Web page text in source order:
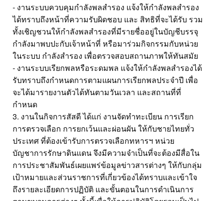
- งานระบบควบคุมกำลังพลสำรอง แจ้งให้กำลังพลสำรอง
ได้ทราบถึงหน้าที่ความรับผิดชอบ และ สิทธิที่จะได้รับ รวม
ทั้งเชิญชวนให้กำลังพลสำรองที่มีรายชื่ออยู่ในบัญชีบรรจุ
กำลังมาพบปะกับเจ้าหน้าที่ หรือมาร่วมกิจกรรมกับหน่วย
ในระบบ กำลังสำรอง เพื่อตรวจสอบสถานภาพให้ทันสมัย
- งานระบบเรียกพลหรือระดมพล แจ้งให้กำลังพลสำรองได้
รับทราบถึงกำหนดการตามแผนการเรียกพลประจำปี เพื่อ
จะได้มารายงานตัวได้ทันตามวันเวลา และสถานที่ที่
กำหนด
3. งานในกิจการสัสดี ได้แก่ งานจัดทำทะเบียน การเรียก
การตรวจเลือก การยกเว้นและผ่อนผัน ให้กับชายไทยทั่ว
ประเทศ ที่ต้องเข้ารับการตรวจเลือกทหารฯ หน่วย
บัญชาการรักษาดินแดน จึงมีความจำเป็นที่จะต้องมีสื่อใน
การประชาสัมพันธ์เผยแพร่ข้อมูลข่าวสารต่างๆ ให้กับกลุ่ม
เป้าหมายและส่วนราชการที่เกี่ยวข้องได้ทราบและเข้าใจ
ถึงรายละเอียดการปฏิบัติ และขั้นตอนในการดำเนินการ